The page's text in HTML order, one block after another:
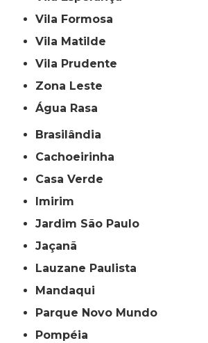
Vila Formosa
Vila Matilde
Vila Prudente
Zona Leste
Água Rasa
Brasilândia
Cachoeirinha
Casa Verde
Imirim
Jardim São Paulo
Jaçanã
Lauzane Paulista
Mandaqui
Parque Novo Mundo
Pompéia